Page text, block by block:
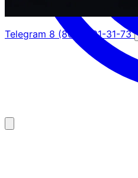
Telegram 8 (800) 201-31-73